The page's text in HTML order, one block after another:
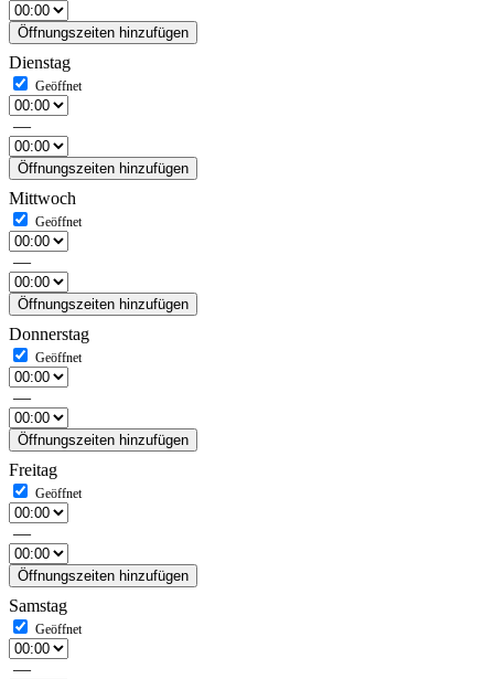
Öffnungszeiten hinzufügen
Dienstag
—
Öffnungszeiten hinzufügen
Mittwoch
—
Öffnungszeiten hinzufügen
Donnerstag
—
Öffnungszeiten hinzufügen
Freitag
—
Öffnungszeiten hinzufügen
Samstag
—